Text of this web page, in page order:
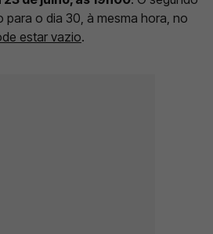
o dia 30, à mesma hora, no
estar vazio.